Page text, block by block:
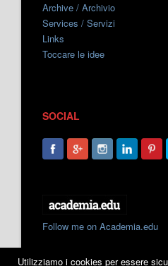
Archive / Archivio
Services / Servizi
Links
Toccare le idee
SOCIAL
Follow me on Academia.edu
Utilizziamo i cookies per essere